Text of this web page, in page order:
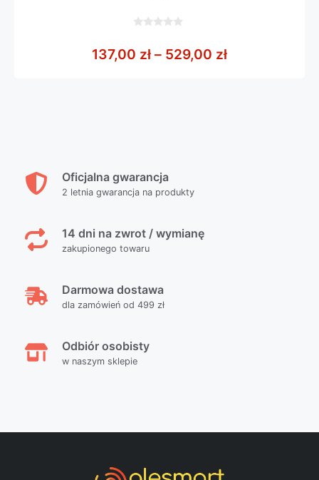
5
137,00 zł – 529,00 złZakres cen:
Oficjalna gwarancja
2 letnia gwarancja na produkty
14 dni na zwrot / wymianę
zakupionego towaru
Darmowa dostawa
dla zamówień od 499 zł
Odbiór osobisty
w naszym sklepie